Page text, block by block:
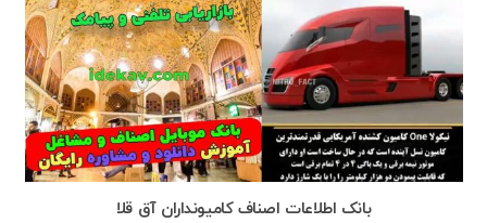
بانک اطلاعات اصناف کامیونداران آق قلا